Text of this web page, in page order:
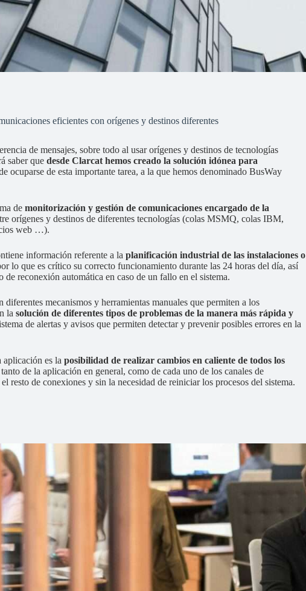
eficientes con orígenes y destinos diferentes
de mensajes, sobre todo al usar orígenes y destinos de tecnologías
saber que desde Clarcat hemos creado la solución idónea para
ocuparse de esta importante tarea, a la que hemos denominado BusWay
de monitorización y gestión de comunicaciones encargado de la
orígenes y destinos de diferentes tecnologías (colas MSMQ, colas IBM,
web …).
información referente a la planificación industrial de las instalaciones o
lo que es crítico su correcto funcionamiento durante las 24 horas del día, así
de reconexión automática en caso de un fallo en el sistema.
mecanismos y herramientas manuales que permiten a los
la solución de diferentes tipos de problemas de la manera más rápida y
de alertas y avisos que permiten detectar y prevenir posibles errores en la
aplicación es la posibilidad de realizar cambios en caliente de todos los
de la aplicación en general, como de cada uno de los canales de
resto de conexiones y sin la necesidad de reiniciar los procesos del sistema.